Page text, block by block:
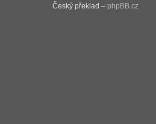
Český překlad – phpBB.cz